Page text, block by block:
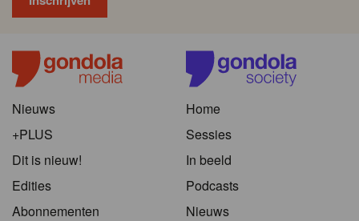
Nieuws
+PLUS
Dit is nieuw!
Edities
Abonnementen
Home
Sessies
In beeld
Podcasts
Nieuws